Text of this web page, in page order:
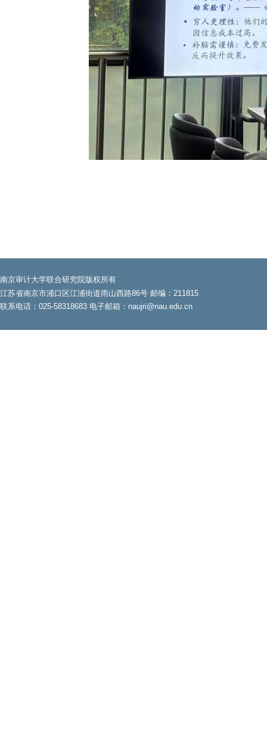
南京审计大学联合研究院版权所有
江苏省南京市浦口区江浦街道雨山西路86号 邮编：211815
联系电话：025-58318683 电子邮箱：naujri@nau.edu.cn